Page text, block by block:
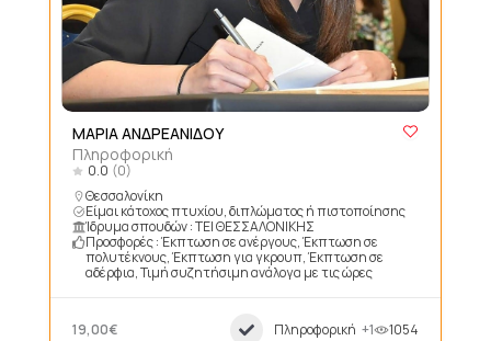
ΜΑΡΙΑ ΑΝΔΡΕΑΝΙΔΟΥ
Πληροφορική
0.0 (0)
Θεσσαλονίκη
Είμαι κάτοχος πτυχίου, διπλώματος ή πιστοποίησης
Ίδρυμα σπουδών : ΤΕΙ ΘΕΣΣΑΛΟΝΙΚΗΣ
Προσφορές : Έκπτωση σε ανέργους, Έκπτωση σε
πολυτέκνους, Έκπτωση για γκρουπ, Έκπτωση σε
αδέρφια, Τιμή συζητήσιμη ανάλογα με τις ώρες
19,00€ Πληροφορική +1 1054